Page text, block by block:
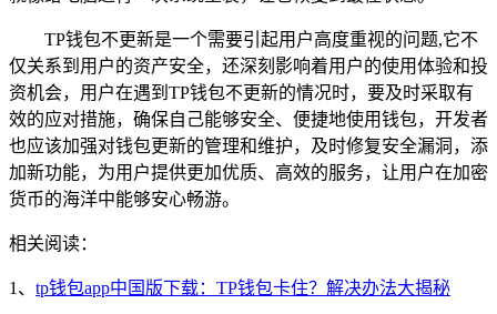
TP钱包不更新是一个需要引起用户高度重视的问题,它不
仅关系到用户的资产安全，还深刻影响着用户的使用体验和投
资机会，用户在遇到TP钱包不更新的情况时，要及时采取有
效的应对措施，确保自己能够安全、便捷地使用钱包，开发者
也应该加强对钱包更新的管理和维护，及时修复安全漏洞，添
加新功能，为用户提供更加优质、高效的服务，让用户在加密
货币的海洋中能够安心畅游。
相关阅读：
1、 tp钱包app中国版下载：TP钱包卡住？解决办法大揭秘